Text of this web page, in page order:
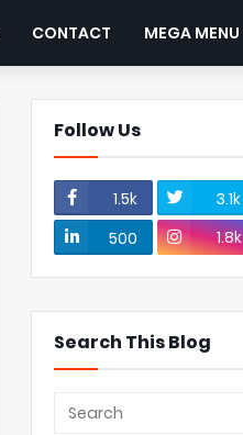
CONTACT MEGA MENU
Follow Us
1.5k 3.1k
500
1.8k
Search This Blog